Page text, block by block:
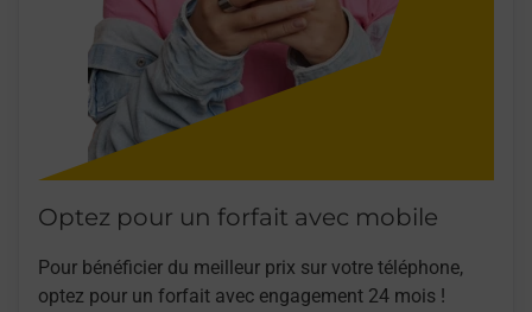
Optez pour un forfait avec mobile
Pour bénéficier du meilleur prix sur votre téléphone,
optez pour un forfait avec engagement 24 mois !